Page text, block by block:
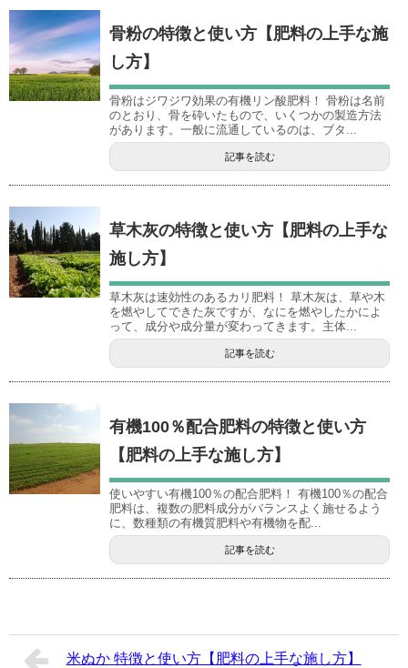
骨粉の特徴と使い方【肥料の上手な施
し方】
骨粉はジワジワ効果の有機リン酸肥料！ 骨粉は名前
のとおり、骨を砕いたもので、いくつかの製造方法
があります。一般に流通しているのは、ブタ...
記事を読む
草木灰の特徴と使い方【肥料の上手な
施し方】
草木灰は速効性のあるカリ肥料！ 草木灰は、草や木
を燃やしてできた灰ですが、なにを燃やしたかによ
って、成分や成分量が変わってきます。主体...
記事を読む
有機100％配合肥料の特徴と使い方
【肥料の上手な施し方】
使いやすい有機100％の配合肥料！ 有機100％の配合
肥料は、複数の肥料成分がバランスよく施せるよう
に、数種類の有機質肥料や有機物を配...
記事を読む
米ぬか 特徴と使い方【肥料の上手な施し方】